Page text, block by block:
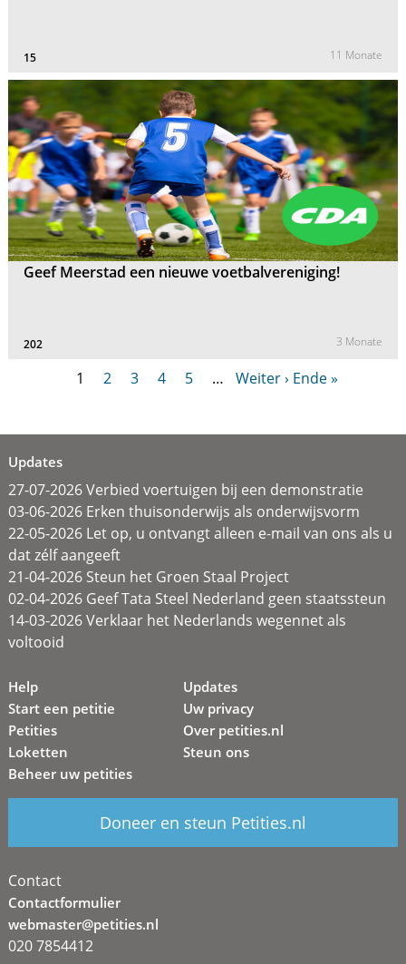
15 11 Monate
Geef Meerstad een nieuwe voetbalvereniging!
202 3 Monate
1 2 3 4 5 … Weiter › Ende »
Updates
27-07-2026 Verbied voertuigen bij een demonstratie
03-06-2026 Erken thuisonderwijs als onderwijsvorm
22-05-2026 Let op, u ontvangt alleen e-mail van ons als u
dat zélf aangeeft
21-04-2026 Steun het Groen Staal Project
02-04-2026 Geef Tata Steel Nederland geen staatssteun
14-03-2026 Verklaar het Nederlands wegennet als
voltooid
Help
Start een petitie
Petities
Loketten
Beheer uw petities
Updates
Uw privacy
Over petities.nl
Steun ons
Doneer en steun Petities.nl
Contact
Contactformulier
webmaster@petities.nl
020 7854412